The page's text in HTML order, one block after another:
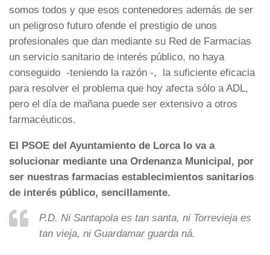
somos todos y que esos contenedores además de ser
un peligroso futuro ofende el prestigio de unos
profesionales que dan mediante su Red de Farmacias
un servicio sanitario de interés público, no haya
conseguido -teniendo la razón -, la suficiente eficacia
para resolver el problema que hoy afecta sólo a ADL,
pero el día de mañana puede ser extensivo a otros
farmacéuticos.
El PSOE del Ayuntamiento de Lorca lo va a
solucionar mediante una Ordenanza Municipal, por
ser nuestras farmacias establecimientos sanitarios
de interés público, sencillamente.
P.D. Ni Santapola es tan santa, ni Torrevieja es
tan vieja, ni Guardamar guarda ná.